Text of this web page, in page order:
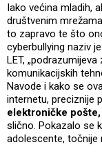
Iako većina mladih,
društvenim
to zapravo te što
cyberbullying naziv
LET,
komunikacijskih
Navode i kako se
internetu, preciznije
elektroničke
slično. Pokazalo se
adolescente, točnije